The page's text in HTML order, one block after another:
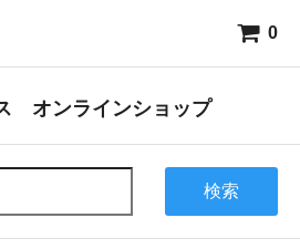
0
オンラインショップ
検索